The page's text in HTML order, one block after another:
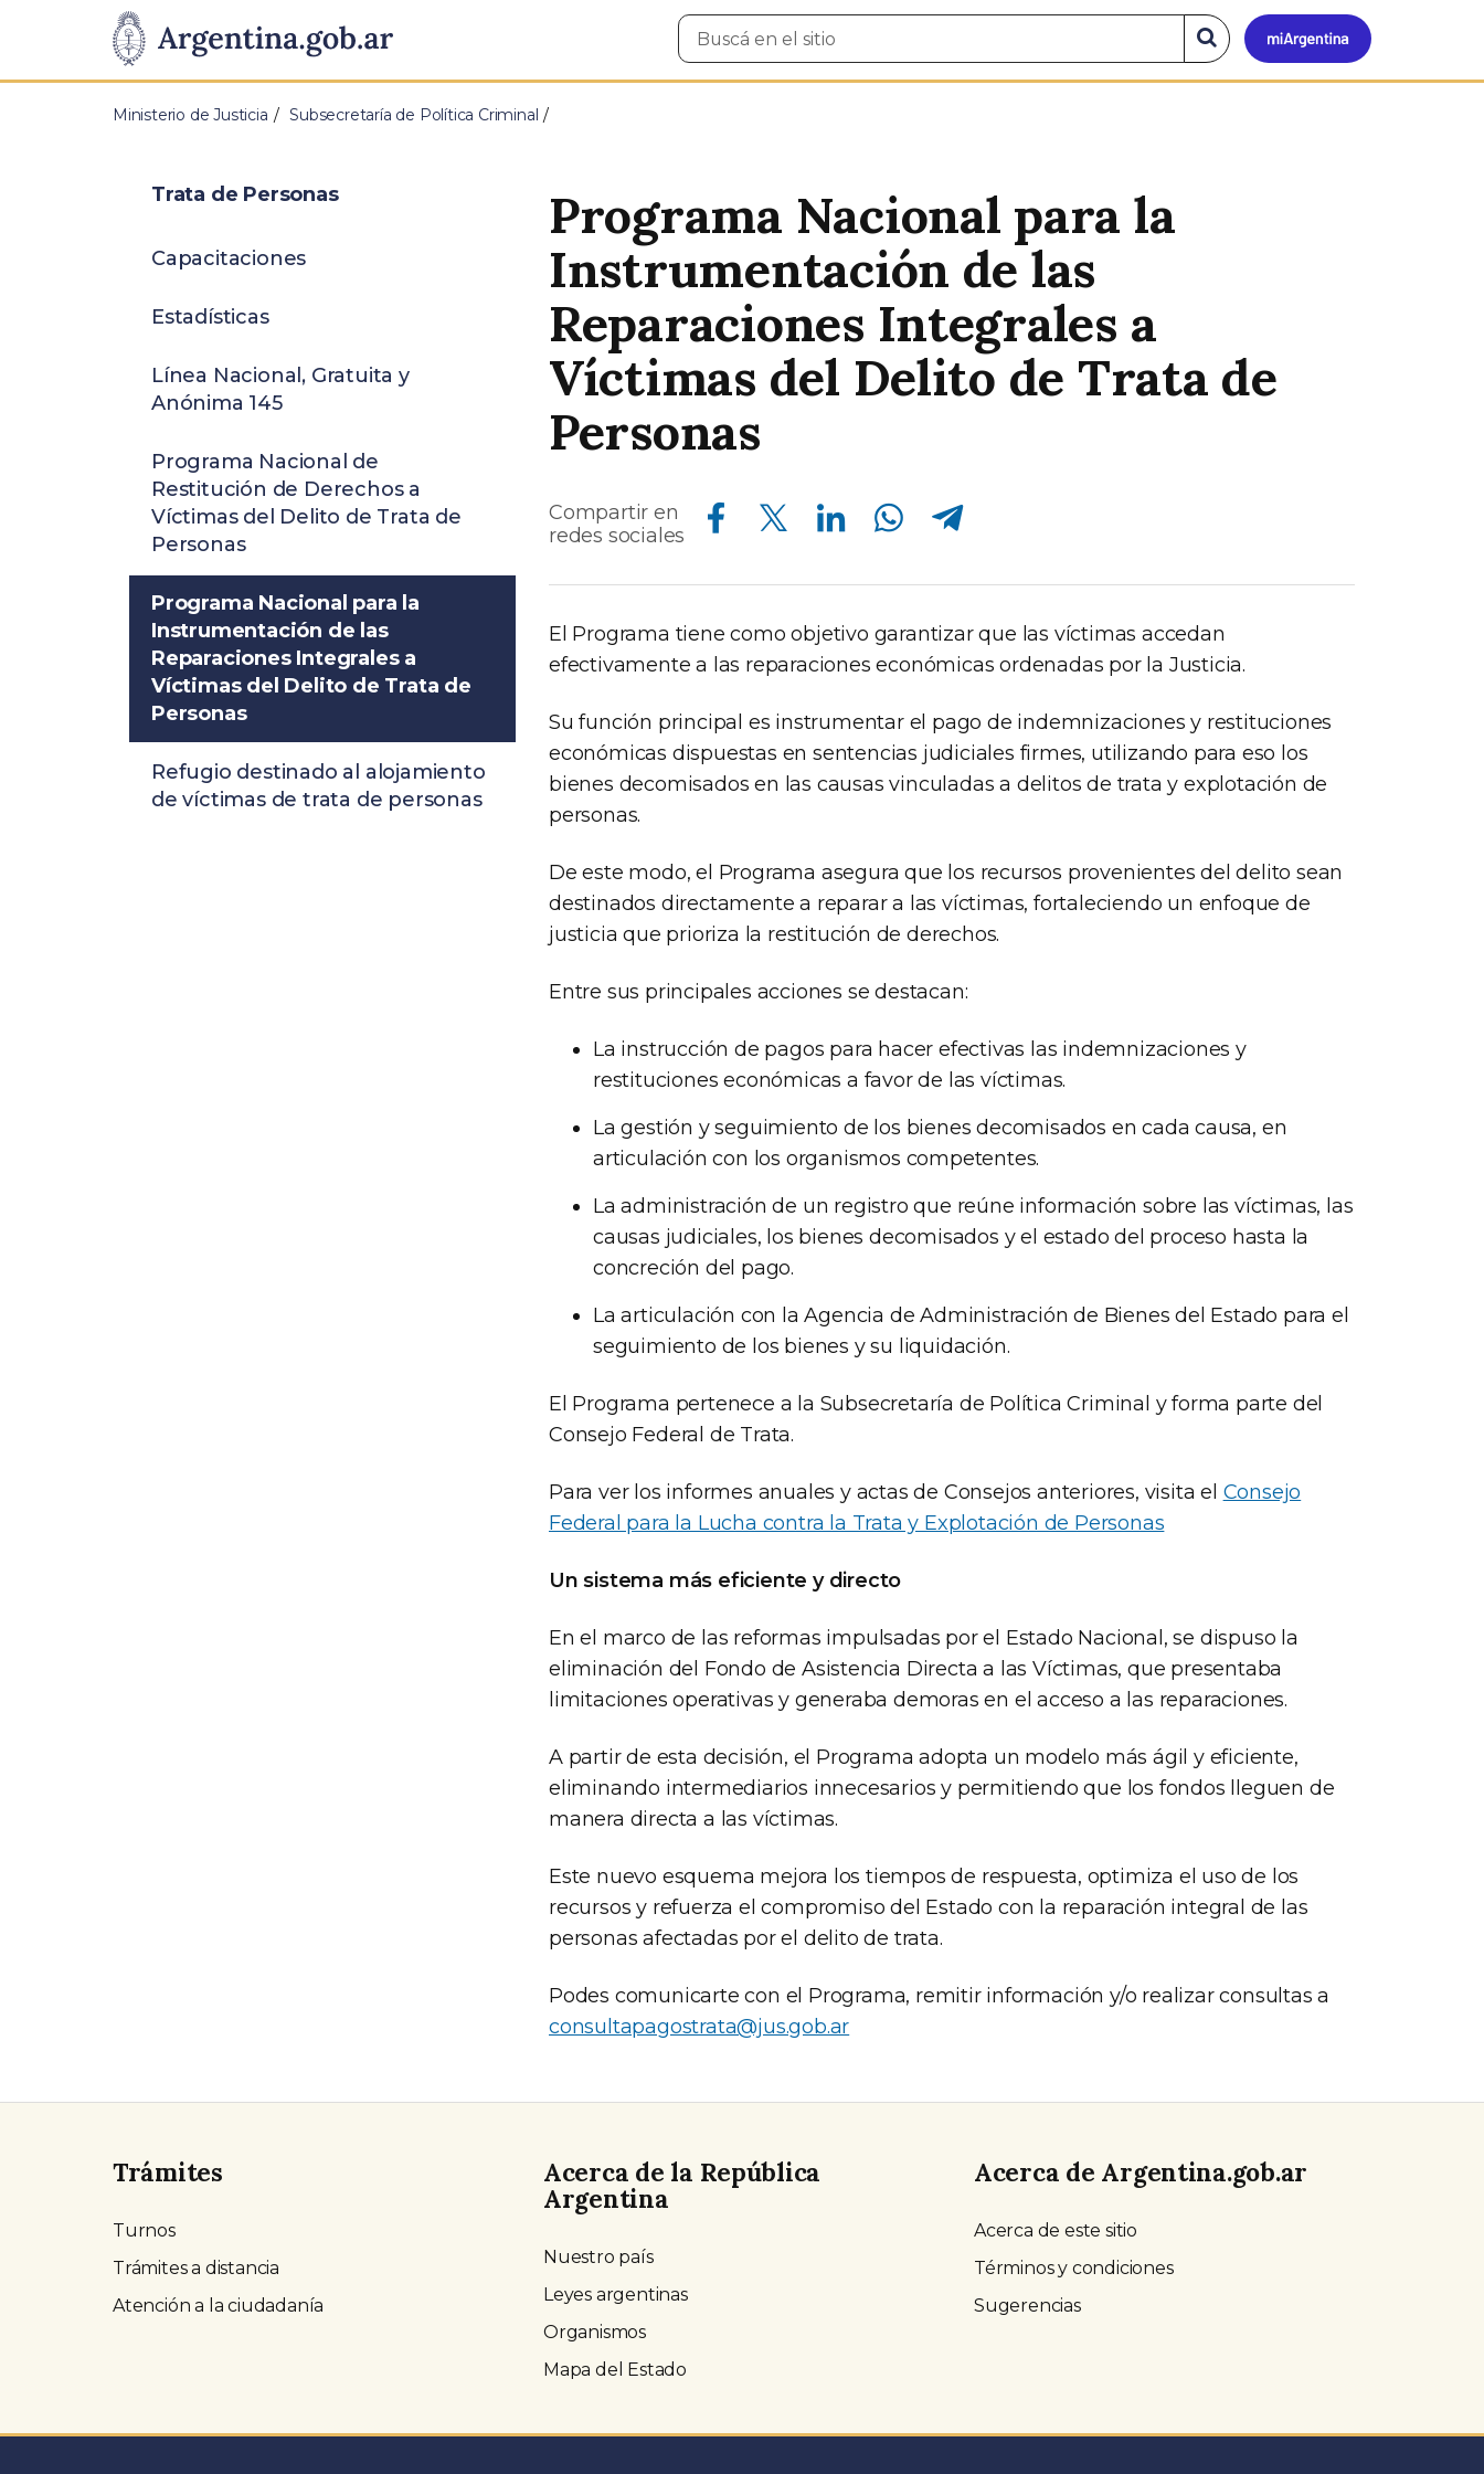
Presidencia
de
Pasar al contenido principal
Mi
Buscar
en
Buscar
en
el
Ministerio de Justicia Subsecretaría de Política Criminal
Programa Nacional para la
Instrumentación de las
Reparaciones Integrales a
Víctimas del Delito de Trata de
Personas
Compartir en
redes sociales
Compartir en Facebook Compartir en Twitter Compartir en Linkedin Compartir en Whatsapp Compartir en Telegram
El Programa tiene como objetivo garantizar que las víctimas accedan
efectivamente a las reparaciones económicas ordenadas por la Justicia.
Su función principal es instrumentar el pago de indemnizaciones y restituciones
económicas dispuestas en sentencias judiciales firmes, utilizando para eso los
bienes decomisados en las causas vinculadas a delitos de trata y explotación de
personas.
De este modo, el Programa asegura que los recursos provenientes del delito sean
destinados directamente a reparar a las víctimas, fortaleciendo un enfoque de
justicia que prioriza la restitución de derechos.
Entre sus principales acciones se destacan:
La instrucción de pagos para hacer efectivas las indemnizaciones y
restituciones económicas a favor de las víctimas.
La gestión y seguimiento de los bienes decomisados en cada causa, en
articulación con los organismos competentes.
La administración de un registro que reúne información sobre las víctimas, las
causas judiciales, los bienes decomisados y el estado del proceso hasta la
concreción del pago.
La articulación con la Agencia de Administración de Bienes del Estado para el
seguimiento de los bienes y su liquidación.
El Programa pertenece a la Subsecretaría de Política Criminal y forma parte del
Consejo Federal de Trata.
Para ver los informes anuales y actas de Consejos anteriores, visita el Consejo
Federal para la Lucha contra la Trata y Explotación de Personas
Un sistema más eficiente y directo
En el marco de las reformas impulsadas por el Estado Nacional, se dispuso la
eliminación del Fondo de Asistencia Directa a las Víctimas, que presentaba
limitaciones operativas y generaba demoras en el acceso a las reparaciones.
A partir de esta decisión, el Programa adopta un modelo más ágil y eficiente,
eliminando intermediarios innecesarios y permitiendo que los fondos lleguen de
manera directa a las víctimas.
Este nuevo esquema mejora los tiempos de respuesta, optimiza el uso de los
recursos y refuerza el compromiso del Estado con la reparación integral de las
personas afectadas por el delito de trata.
Podes comunicarte con el Programa, remitir información y/o realizar consultas a
consultapagostrata@jus.gob.ar
Trata de Personas
Capacitaciones
Estadísticas
Línea Nacional, Gratuita y
Anónima 145
Programa Nacional de
Restitución de Derechos a
Víctimas del Delito de Trata de
Personas
Programa Nacional para la
Instrumentación de las
Reparaciones Integrales a
Víctimas del Delito de Trata de
Personas
Refugio destinado al alojamiento
de víctimas de trata de personas
Trámites
Turnos
Trámites a distancia
Atención a la ciudadanía
Acerca de la República
Argentina
Nuestro país
Leyes argentinas
Organismos
Mapa del Estado
Acerca de Argentina.gob.ar
Acerca de este sitio
Términos y condiciones
Sugerencias